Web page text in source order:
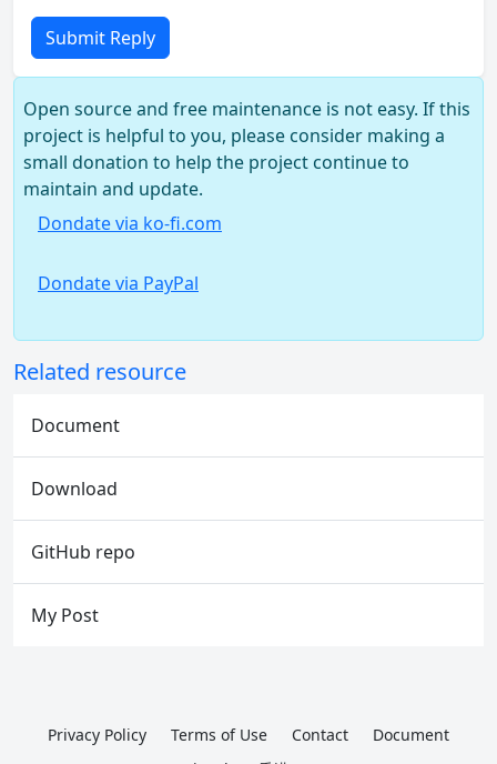
Submit Reply
Open source and free maintenance is not easy. If this
project is helpful to you, please consider making a
small donation to help the project continue to
maintain and update.
Dondate via ko-fi.com
Dondate via PayPal
Related resource
Document
Download
GitHub repo
My Post
Privacy Policy Terms of Use Contact
Document